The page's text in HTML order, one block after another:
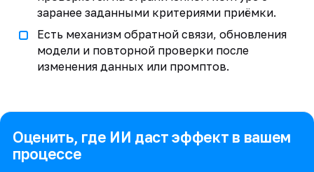
заранее заданными критериями приёмки.
Есть механизм обратной связи, обновления
модели и повторной проверки после
изменения данных или промптов.
Оценить, где ИИ даст эффект в вашем
процессе